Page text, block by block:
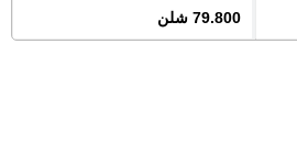
79.800 شلن